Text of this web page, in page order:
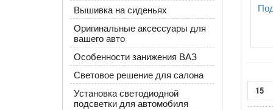
Вышивка на сиденьях
Оригинальные аксессуары для
вашего авто
Особенности занижения ВАЗ
Световое решение для салона
Установка светодиодной
подсветки для автомобиля
15